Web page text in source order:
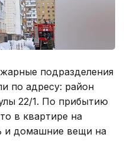
подразделения
по адресу: район
22/1. По прибытию
в квартире на
и домашние вещи на